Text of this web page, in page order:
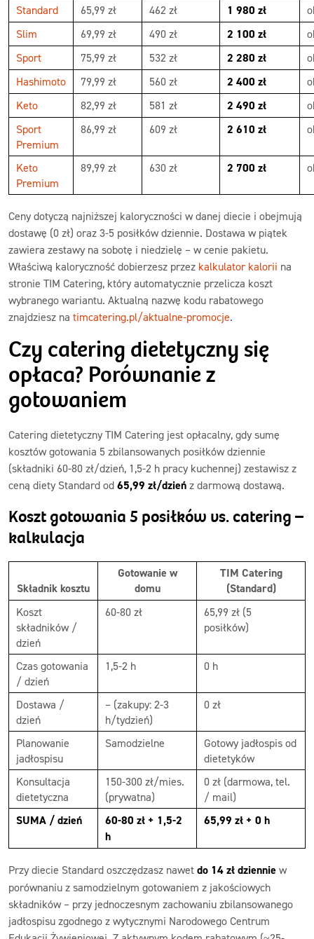
Standard
65,99 zł 462 zł 1 980 zł
Slim
69,99 zł 490 zł 2 100 zł
Sport
75,99 zł 532 zł 2 280 zł
Hashimoto
79,99 zł 560 zł 2 400 zł
Keto
82,99 zł 581 zł 2 490 zł
Sport
Premium
86,99 zł 609 zł 2 610 zł
Keto
Premium
89,99 zł 630 zł 2 700 zł
Ceny dotyczą najniższej kaloryczności w danej diecie i obejmują
dostawę (0 zł) oraz 3-5 posiłków dziennie. Dostawa w piątek
zawiera zestawy na sobotę i niedzielę – w cenie pakietu.
Właściwą kaloryczność dobierzesz przez kalkulator kalorii na
stronie TIM Catering, który automatycznie przelicza koszt
wybranego wariantu. Aktualną nazwę kodu rabatowego
znajdziesz na timcatering.pl/aktualne-promocje.
Czy catering dietetyczny się
opłaca? Porównanie z
gotowaniem
Catering dietetyczny TIM Catering jest opłacalny, gdy sumę
kosztów gotowania 5 zbilansowanych posiłków dziennie
(składniki 60-80 zł/dzień, 1,5-2 h pracy kuchennej) zestawisz z
ceną diety Standard od 65,99 zł/dzień z darmową dostawą.
Koszt gotowania 5 posiłków vs. catering –
kalkulacja
Składnik kosztu
Gotowanie w
domu
TIM Catering
(Standard)
Koszt
składników /
dzień
60-80 zł
65,99 zł (5
posiłków)
Czas gotowania
/ dzień
1,5-2 h 0 h
Dostawa /
dzień
– (zakupy: 2-3
h/tydzień)
0 zł
Planowanie
jadłospisu
Samodzielne
Gotowy jadłospis od
dietetyków
Konsultacja
dietetyczna
150-300 zł/mies.
(prywatna)
0 zł (darmowa, tel.
/ mail)
SUMA / dzień
60-80 zł + 1,5-2
h
65,99 zł + 0 h
Przy diecie Standard oszczędzasz nawet do 14 zł dziennie w
porównaniu z samodzielnym gotowaniem z jakościowych
składników – przy jednoczesnym zachowaniu zbilansowanego
jadłospisu zgodnego z wytycznymi Narodowego Centrum